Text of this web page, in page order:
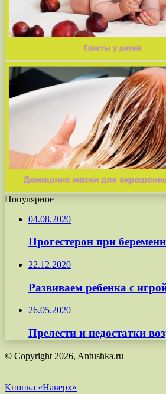
Популярное
04.08.2020
Прогестерон при
22.12.2020
Развиваем ребенка с
26.05.2020
Прелести и недостатки
© Copyright 2026, Antushka.ru
Кнопка «Наверх»